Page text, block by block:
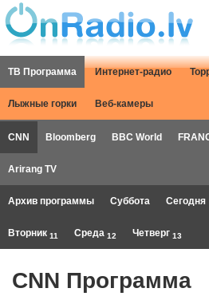
ТВ Программа Интернет-радио
Лыжные горки Веб-камеры
CNN Bloomberg BBC World
Arirang TV
Архив программы Суббота Сегодня
Вторник 11 Среда 12 Четверг 13
CNN Программа